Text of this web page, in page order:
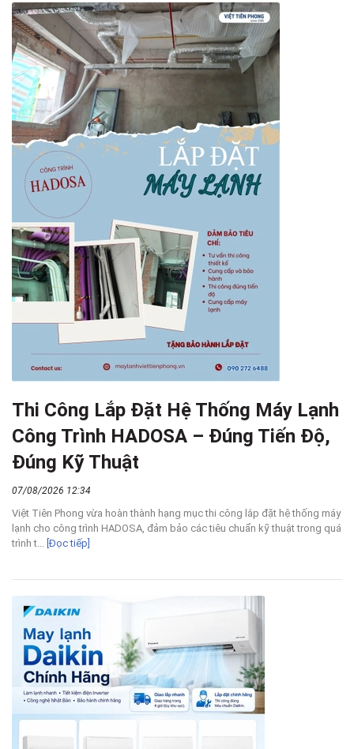
Thi Công Lắp Đặt Hệ Thống Máy Lạnh
Công Trình HADOSA – Đúng Tiến Độ,
Đúng Kỹ Thuật
07/08/2026 12:34
Việt Tiên Phong vừa hoàn thành hạng mục thi công lắp đặt hệ thống máy
lạnh cho công trình HADOSA, đảm bảo các tiêu chuẩn kỹ thuật trong quá
trình t... [Đọc tiếp]